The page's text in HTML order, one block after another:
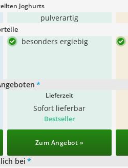
Joghurts
pulverartig
besonders ergiebig
*
Lieferzeit
Sofort lieferbar
Bestseller
Zum Angebot »
bei *